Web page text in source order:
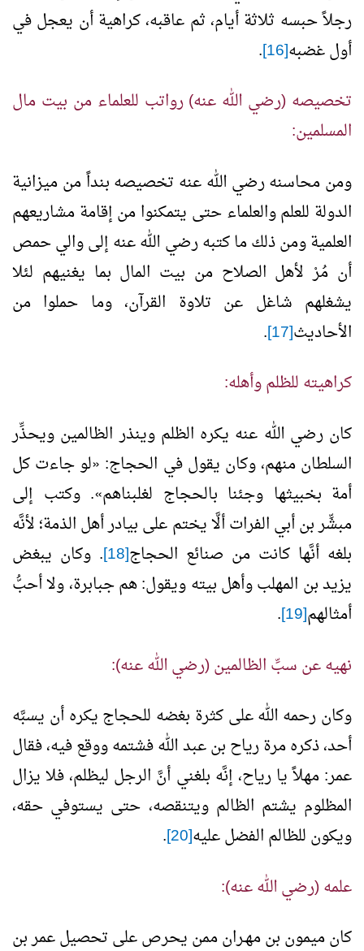
رجلاً حبسه ثلاثة أيام، ثم عاقبه، كراهية أن يعجل في
أول غضبه[16]
.
تخصيصه (رضي الله عنه) رواتب للعلماء من بيت مال
المسلمين:
ومن محاسنه رضي الله عنه تخصيصه بنداً من ميزانية
الدولة للعلم والعلماء حتى يتمكنوا من إقامة مشاريعهم
العلمية ومن ذلك ما كتبه رضي الله عنه إلى والي حمص
أن مُرْ لأهل الصلاح من بيت المال بما يغنيهم لئلا
يشغلهم شاغل عن تلاوة القرآن، وما حملوا من
الأحاديث[17]
.
كراهيته للظلم وأهله:
كان رضي الله عنه يكره الظلم وينذر الظالمين ويحذِّر
السلطان منهم، وكان يقول في الحجاج: «لو جاءت كل
أمة بخبيثها وجئنا بالحجاج لغلبناهم». وكتب إلى
مبشِّر بن أبي الفرات ألَّا يختم على بيادر أهل الذمة؛ لأنَّه
بلغه أنَّها كانت من صنائع الحجاج[18]
. وكان يبغض
يزيد بن المهلب وأهل بيته ويقول: هم جبابرة، ولا أحبُّ
أمثالهم[19]
.
نهيه عن سبِّ الظالمين (رضي الله عنه):
وكان رحمه الله على كثرة بغضه للحجاج يكره أن يسبَّه
أحد، ذكره مرة رياح بن عبد الله فشتمه ووقع فيه، فقال
عمر: مهلاً يا رياح، إنَّه بلغني أنَّ الرجل ليظلم، فلا يزال
المظلوم يشتم الظالم ويتنقصه، حتى يستوفي حقه،
ويكون للظالم الفضل عليه[20]
.
علمه (رضي الله عنه):
كان ميمون بن مهـران ممن يحرص على تحصيل عمر بن